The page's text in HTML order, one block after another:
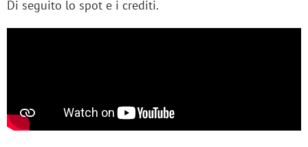
Di seguito lo spot e i crediti.